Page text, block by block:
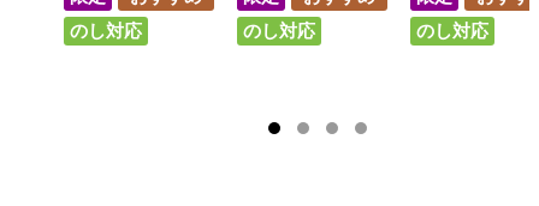
のし対応
のし対応
のし対応